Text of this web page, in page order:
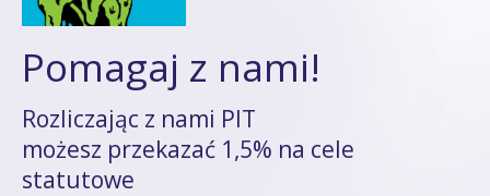
Pomagaj z nami!
Rozliczając z nami PIT
możesz przekazać 1,5% na cele
statutowe